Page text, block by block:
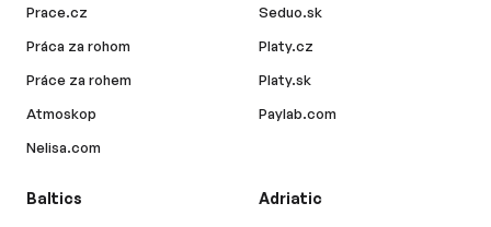
Prace.cz
Práca za rohom
Práce za rohem
Atmoskop
Nelisa.com
Seduo.sk
Platy.cz
Platy.sk
Paylab.com
Baltics Adriatic